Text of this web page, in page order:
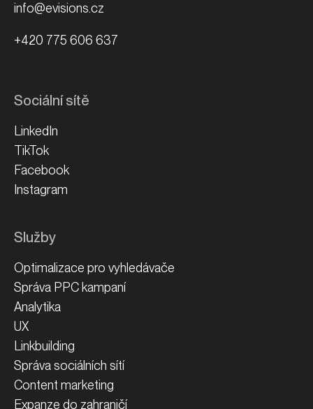
info@evisions.cz
+420 775 606 637
Sociální sítě
LinkedIn
TikTok
Facebook
Instagram
Služby
Optimalizace pro vyhledávače
Správa PPC kampaní
Analytika
UX
Linkbuilding
Správa sociálních sítí
Content marketing
Expanze do zahraničí